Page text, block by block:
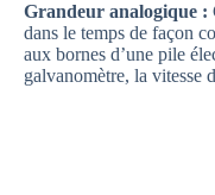
Grandeur analogique :
dans le temps de façon
aux bornes d’une pile
galvanomètre, la vitesse